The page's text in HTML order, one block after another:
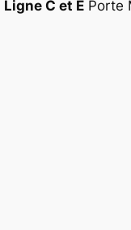
Ligne C et E Porte